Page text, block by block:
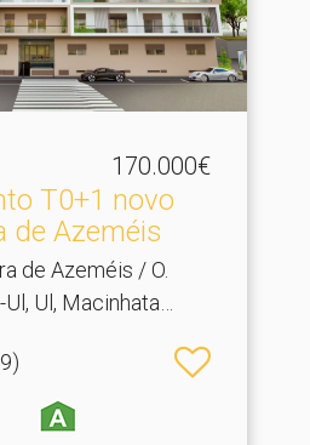
170.000€
T0+1 novo
de Azeméis
de Azeméis / O.
Ul, Macinhata